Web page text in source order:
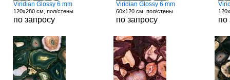
Viridian Glossy 6 mm
120x280 см, пол/стены
по запросу
Viridian Glossy 6 mm
60x120 см, пол/стены
по запросу по